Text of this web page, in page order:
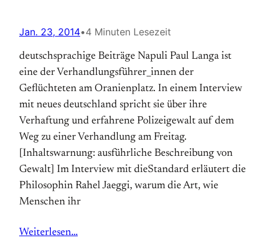
Jan. 23, 2014•4 Minuten Lesezeit
deutschsprachige Beiträge Napuli Paul Langa ist
eine der Verhandlungsführer_innen der
Geflüchteten am Oranienplatz. In einem Interview
mit neues deutschland spricht sie über ihre
Verhaftung und erfahrene Polizeigewalt auf dem
Weg zu einer Verhandlung am Freitag.
[Inhaltswarnung: ausführliche Beschreibung von
Gewalt] Im Interview mit dieStandard erläutert die
Philosophin Rahel Jaeggi, warum die Art, wie
Menschen ihr
Weiterlesen…